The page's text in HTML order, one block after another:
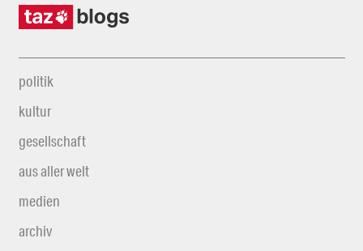
politik
kultur
gesellschaft
aus aller welt
medien
archiv